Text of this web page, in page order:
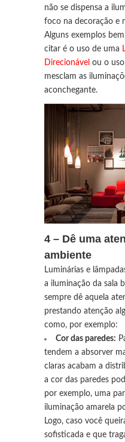
não se dispensa a
foco na decoração e
Alguns exemplos
citar é o uso de uma
Direcionável ou o
mesclam as
aconchegante.
4 – Dê uma
ambiente
Luminárias e
a iluminação da sala
sempre dê aquela
prestando atenção
como, por exemplo:
Cor das paredes:
tendem a absorver
claras acabam a
a cor das paredes
por exemplo, uma
iluminação amarela
Logo, caso você
sofisticada e que